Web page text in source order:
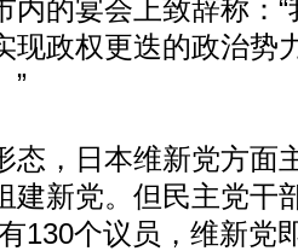
的宴会上致辞称：“
现政权更迭的政治势
”
，日本维新党方面
建新党。但民主党干
130个议员，维新党